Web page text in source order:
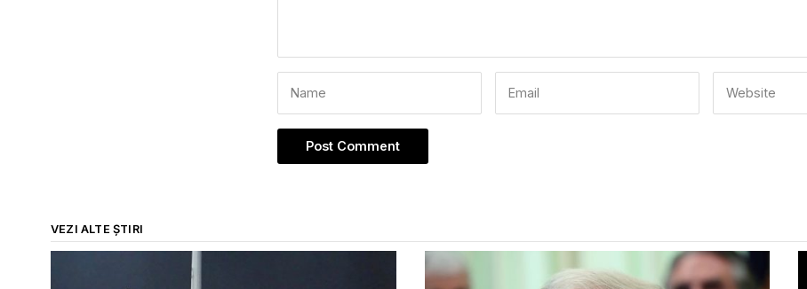
VEZI ALTE ȘTIRI